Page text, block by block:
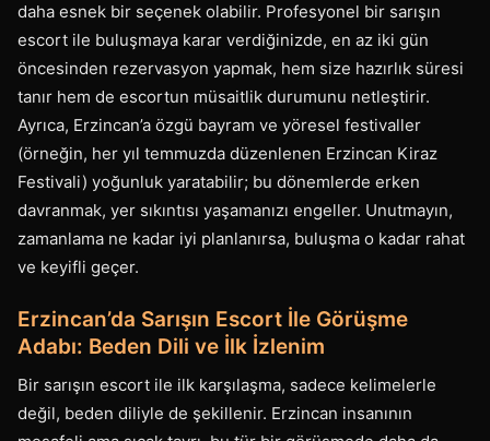
daha esnek bir seçenek olabilir. Profesyonel bir sarışın
escort ile buluşmaya karar verdiğinizde, en az iki gün
öncesinden rezervasyon yapmak, hem size hazırlık süresi
tanır hem de escortun müsaitlik durumunu netleştirir.
Ayrıca, Erzincan’a özgü bayram ve yöresel festivaller
(örneğin, her yıl temmuzda düzenlenen Erzincan Kiraz
Festivali) yoğunluk yaratabilir; bu dönemlerde erken
davranmak, yer sıkıntısı yaşamanızı engeller. Unutmayın,
zamanlama ne kadar iyi planlanırsa, buluşma o kadar rahat
ve keyifli geçer.
Erzincan’da Sarışın Escort İle Görüşme
Adabı: Beden Dili ve İlk İzlenim
Bir sarışın escort ile ilk karşılaşma, sadece kelimelerle
değil, beden diliyle de şekillenir. Erzincan insanının